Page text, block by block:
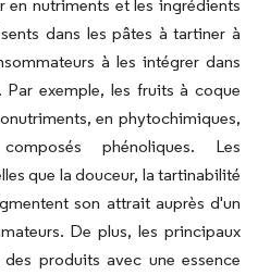
en nutriments et les ingrédients
dans les pâtes à tartiner à
à les intégrer dans
exemple, les fruits à coque
en phytochimiques,
phénoliques. Les
que la douceur, la tartinabilité
son attrait auprès d'un
De plus, les principaux
produits avec une essence